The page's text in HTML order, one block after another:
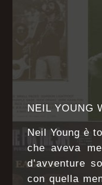
NEIL YOUNG
Neil Young è
che aveva
d’avventure
con quella